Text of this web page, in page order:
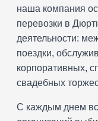
наша компания
перевозки в
деятельности:
поездки,
корпоративных,
свадебных
С каждым днем